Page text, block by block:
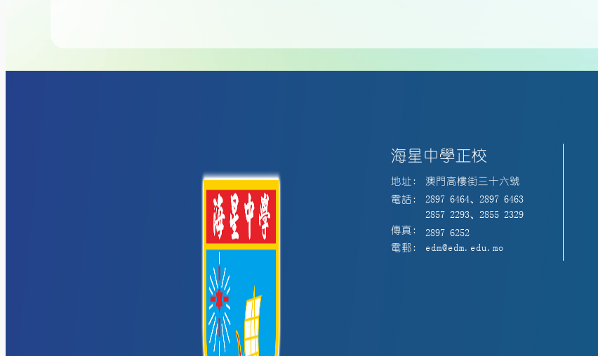
海星中學正校
地址:
澳門高樓街三十六號
電話:
2897 6464、2897 6463
2857 2293、2855 2329
傳真:
2897 6252
電郵:
edm@edm.edu.mo